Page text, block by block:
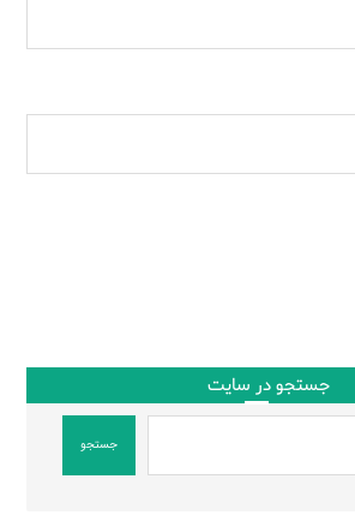
جستجو در سایت
جستجو